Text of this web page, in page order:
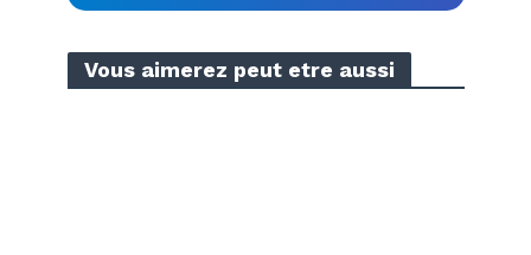
Vous aimerez peut etre aussi